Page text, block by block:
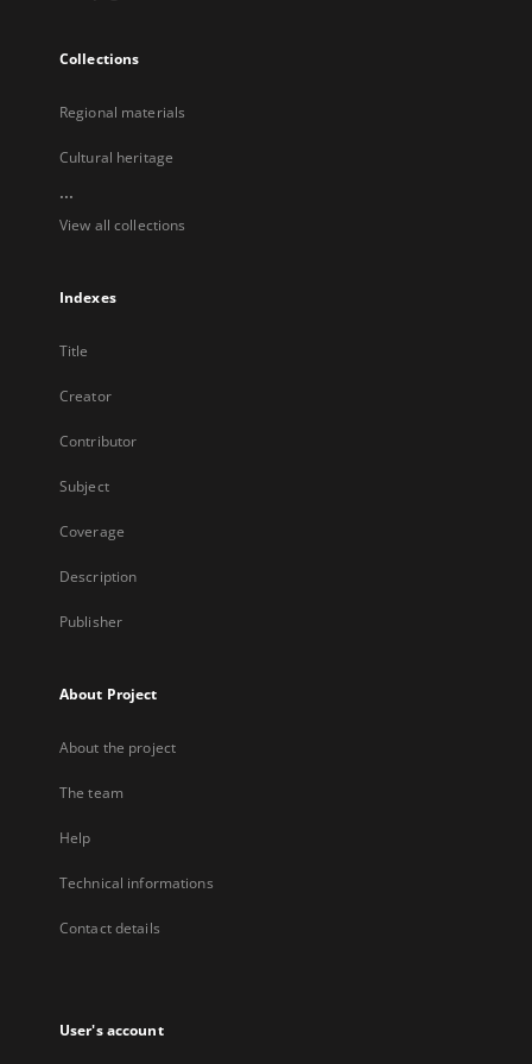
Collections
Regional materials
Cultural heritage
...
View all collections
Indexes
Title
Creator
Contributor
Subject
Coverage
Description
Publisher
About Project
About the project
The team
Help
Technical informations
Contact details
User's account